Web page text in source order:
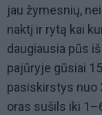
jau žymesnių,
naktį ir rytą kai
daugiausia pūs
pajūryje gūsiai
pasiskirstys nuo
oras sušils iki